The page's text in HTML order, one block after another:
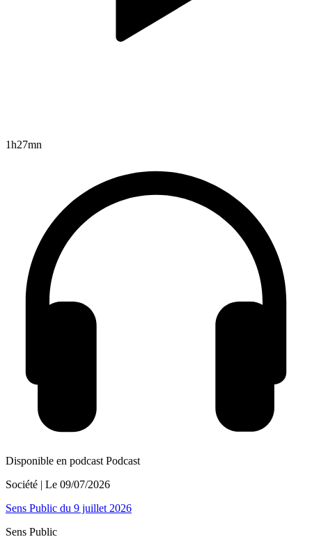
1h27mn
Disponible en podcast Podcast
Société | Le 09/07/2026
Sens Public du 9 juillet 2026
Sens Public